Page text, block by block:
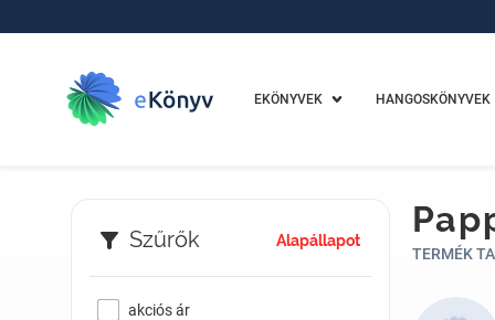
EKÖNYVEK HANGOSKÖNYVEK
Szűrők Alapállapot
akciós ár
TERMÉK